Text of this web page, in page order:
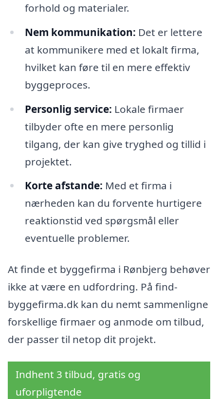
forhold og materialer.
Nem kommunikation: Det er lettere
at kommunikere med et lokalt firma,
hvilket kan føre til en mere effektiv
byggeproces.
Personlig service: Lokale firmaer
tilbyder ofte en mere personlig
tilgang, der kan give tryghed og tillid i
projektet.
Korte afstande: Med et firma i
nærheden kan du forvente hurtigere
reaktionstid ved spørgsmål eller
eventuelle problemer.
At finde et byggefirma i Rønbjerg behøver
ikke at være en udfordring. På find-
byggefirma.dk kan du nemt sammenligne
forskellige firmaer og anmode om tilbud,
der passer til netop dit projekt.
Indhent 3 tilbud, gratis og
uforpligtende